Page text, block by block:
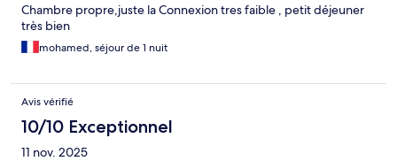
Chambre propre,juste la Connexion tres faible , petit déjeuner
très bien
mohamed, séjour de 1 nuit
Avis vérifié
10/10 Exceptionnel
11 nov. 2025